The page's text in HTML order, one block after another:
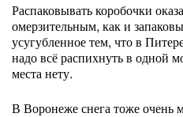
Распаковывать коробочки
омерзительным, как и
усугубленное тем, что в
надо всё распихнуть в одной
места нету.
В Воронеже снега тоже очень